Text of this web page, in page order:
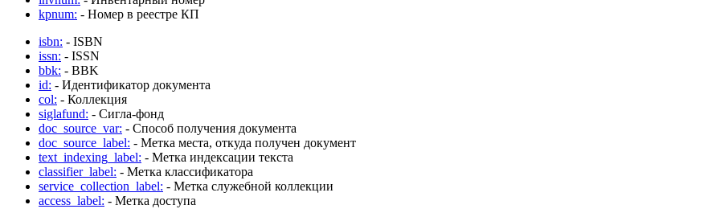
kpnum: - Номер в реестре КП
isbn: - ISBN
issn: - ISSN
bbk: - BBK
id: - Идентификатор документа
col: - Коллекция
siglafund: - Сигла-фонд
doc_source_var: - Способ получения документа
doc_source_label: - Метка места, откуда получен документ
text_indexing_label: - Метка индексации текста
classifier_label: - Метка классификатора
service_collection_label: - Метка служебной коллекции
access_label: - Метка доступа